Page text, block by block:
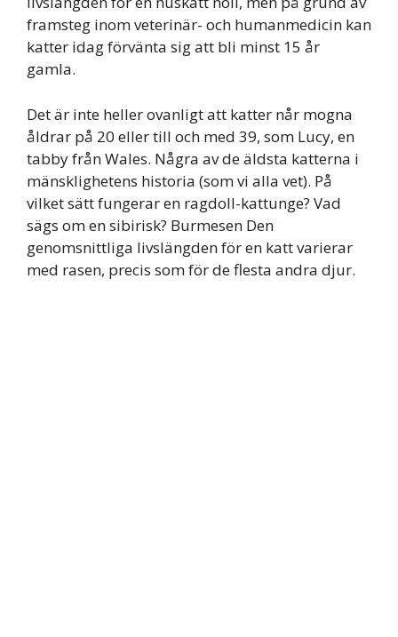
framsteg inom veterinär- och humanmedicin kan
katter idag förvänta sig att bli minst 15 år
gamla.
Det är inte heller ovanligt att katter når mogna
åldrar på 20 eller till och med 39, som Lucy, en
tabby från Wales. Några av de äldsta katterna i
mänsklighetens historia (som vi alla vet). På
vilket sätt fungerar en ragdoll-kattunge? Vad
sägs om en sibirisk? Burmesen Den
genomsnittliga livslängden för en katt varierar
med rasen, precis som för de flesta andra djur.